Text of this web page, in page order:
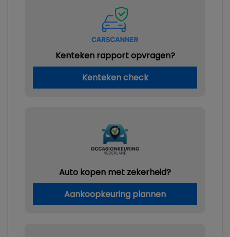
Kenteken rapport opvragen?
Kenteken check
Auto kopen met zekerheid?
Aankoopkeuring plannen